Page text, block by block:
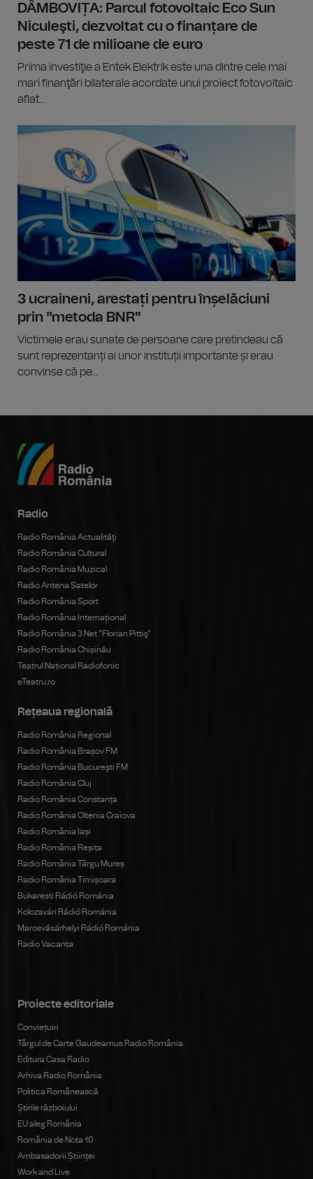
DÂMBOVIȚA: Parcul fotovoltaic Eco Sun
Niculeşti, dezvoltat cu o finanțare de
peste 71 de milioane de euro
Prima investiţie a Entek Elektrik este una dintre cele mai
mari finanţări bilaterale acordate unui proiect fotovoltaic
aflat...
3 ucraineni, arestați pentru înșelăciuni
prin "metoda BNR"
Victimele erau sunate de persoane care pretindeau că
sunt reprezentanți ai unor instituții importante și erau
convinse că pe...
Radio
Radio România Actualităţi
Radio România Cultural
Radio România Muzical
Radio Antena Satelor
Radio România Sport
Radio România Internațional
Radio România 3 Net "Florian Pittiş"
Radio România Chișinău
Teatrul Național Radiofonic
eTeatru.ro
Rețeaua regională
Radio România Regional
Radio România Brașov FM
Radio România Bucureşti FM
Radio România Cluj
Radio România Constanța
Radio România Oltenia Craiova
Radio România Iași
Radio România Reșița
Radio România Târgu Mureș
Radio România Timișoara
Bukaresti Rádió Románia
Kolozsvári Rádió Románia
Marosvásárhelyi Rádió Románia
Radio Vacanța
Proiecte editoriale
Conviețuiri
Târgul de Carte Gaudeamus Radio România
Editura Casa Radio
Arhiva Radio România
Politica Românească
Știrile războiului
EU aleg România
România de Nota 10
Ambasadorii Științei
Work and Live